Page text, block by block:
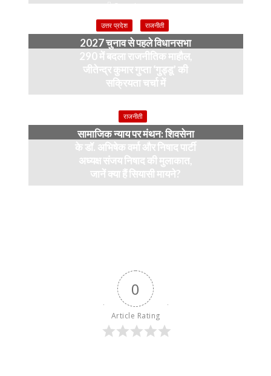
3 weeks ago
उत्तर प्रदेश राजनीती
2027 चुनाव से पहले विधानसभा
290 में बदला राजनीतिक माहौल,
जीतेन्द्र कुमार गुप्ता ‘गुड्डू’ की
सक्रियता चर्चा में
राजनीती
सामाजिक न्याय पर मंथन: शिवसेना
के डॉ. अभिषेक वर्मा और निषाद पार्टी
अध्यक्ष संजय निषाद की मुलाकात,
जानें क्या हैं सियासी मायने?
0
Article Rating